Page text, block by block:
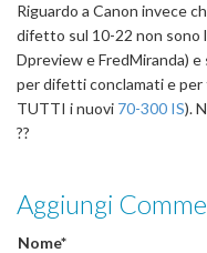
Riguardo a Canon invece
difetto sul 10-22 non sono
Dpreview e FredMiranda) e
per difetti conclamati e
TUTTI i nuovi 70-300 IS).
??
Aggiungi
Nome*